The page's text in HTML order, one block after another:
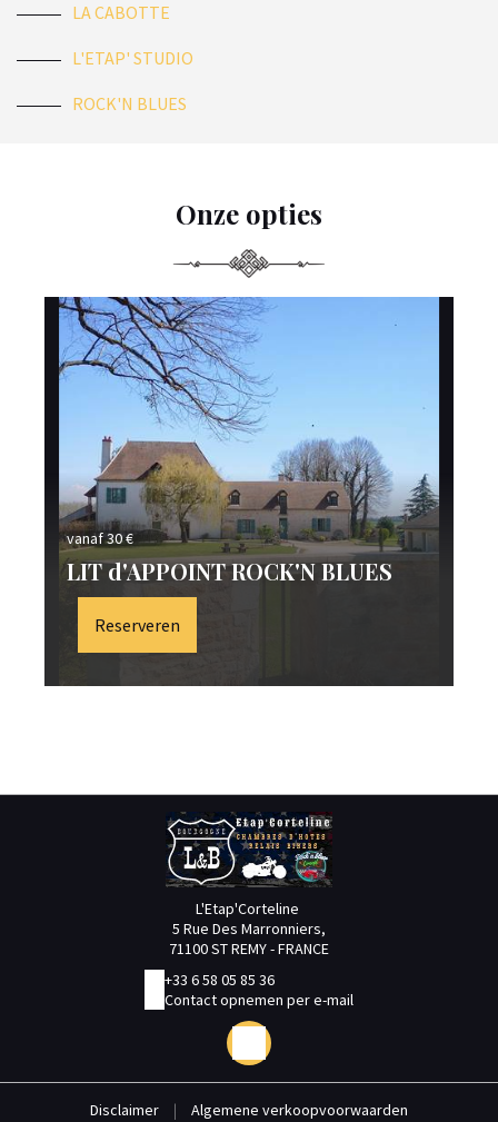
LA CABOTTE
L'ETAP' STUDIO
ROCK'N BLUES
Onze opties
vanaf 30 €
LIT d'APPOINT ROCK'N BLUES
Reserveren
L'Etap'Corteline
5 Rue Des Marronniers,
71100 ST REMY - FRANCE
+33 6 58 05 85 36
Contact opnemen per e-mail
Disclaimer | Algemene verkoopvoorwaarden